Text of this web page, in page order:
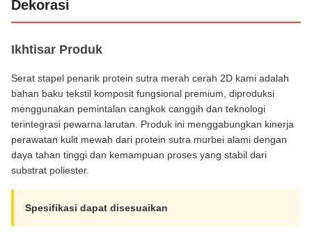
Dekorasi
Ikhtisar Produk
Serat stapel penarik protein sutra merah cerah 2D kami adalah
bahan baku tekstil komposit fungsional premium, diproduksi
menggunakan pemintalan cangkok canggih dan teknologi
terintegrasi pewarna larutan. Produk ini menggabungkan kinerja
perawatan kulit mewah dari protein sutra murbei alami dengan
daya tahan tinggi dan kemampuan proses yang stabil dari
substrat poliester.
Spesifikasi dapat disesuaikan